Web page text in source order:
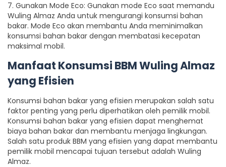
7. Gunakan Mode Eco: Gunakan mode Eco saat memandu
Wuling Almaz Anda untuk mengurangi konsumsi bahan
bakar. Mode Eco akan membantu Anda meminimalkan
konsumsi bahan bakar dengan membatasi kecepatan
maksimal mobil.
Manfaat Konsumsi BBM Wuling Almaz
yang Efisien
Konsumsi bahan bakar yang efisien merupakan salah satu
faktor penting yang perlu diperhatikan oleh pemilik mobil.
Konsumsi bahan bakar yang efisien dapat menghemat
biaya bahan bakar dan membantu menjaga lingkungan.
Salah satu produk BBM yang efisien yang dapat membantu
pemilik mobil mencapai tujuan tersebut adalah Wuling
Almaz.